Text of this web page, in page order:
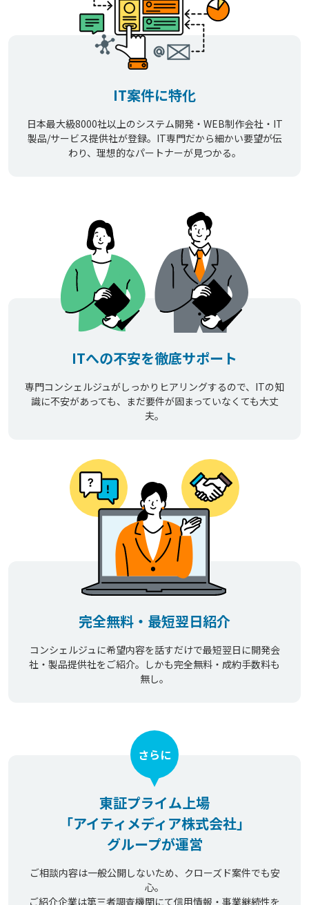
IT案件に特化
日本最大級8000社以上のシステム開発・WEB制作会社・IT
製品/サービス提供社が登録。IT専門だから細かい要望が伝
わり、理想的なパートナーが見つかる。
ITへの不安を徹底サポート
専門コンシェルジュがしっかりヒアリングするので、ITの知
識に不安があっても、まだ要件が固まっていなくても大丈
夫。
完全無料・最短翌日紹介
コンシェルジュに希望内容を話すだけで最短翌日に開発会
社・製品提供社をご紹介。しかも完全無料・成約手数料も
無し。
東証プライム上場
「アイティメディア株式会社」
グループが運営
さらに
ご相談内容は一般公開しないため、クローズド案件でも安
心。
ご紹介企業は第三者調査機関にて信用情報・事業継続性を